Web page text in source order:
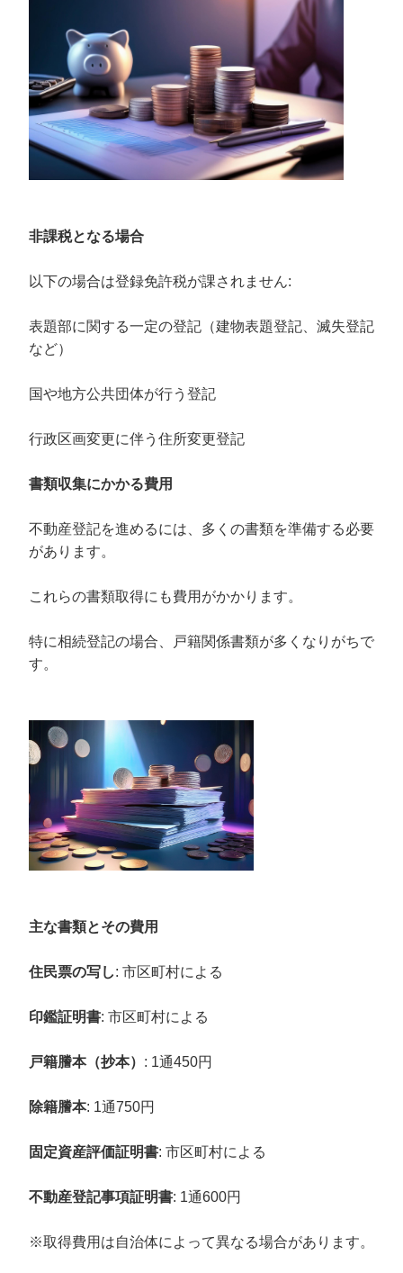
非課税となる場合
以下の場合は登録免許税が課されません:
表題部に関する一定の登記（建物表題登記、滅失登記
など）
国や地方公共団体が行う登記
行政区画変更に伴う住所変更登記
書類収集にかかる費用
不動産登記を進めるには、多くの書類を準備する必要
があります。
これらの書類取得にも費用がかかります。
特に相続登記の場合、戸籍関係書類が多くなりがちで
す。
主な書類とその費用
住民票の写し: 市区町村による
印鑑証明書: 市区町村による
戸籍謄本（抄本） : 1通450円
除籍謄本: 1通750円
固定資産評価証明書: 市区町村による
不動産登記事項証明書: 1通600円
※取得費用は自治体によって異なる場合があります。